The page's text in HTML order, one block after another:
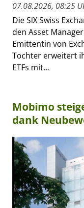
07.08.2026, 08:25
Die SIX Swiss
den Asset
Emittentin von
Tochter erweitert
ETFs mit...
Mobimo
dank